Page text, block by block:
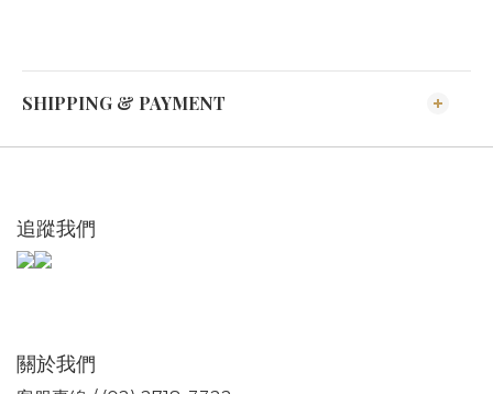
SHIPPING & PAYMENT
追蹤我們
關於我們